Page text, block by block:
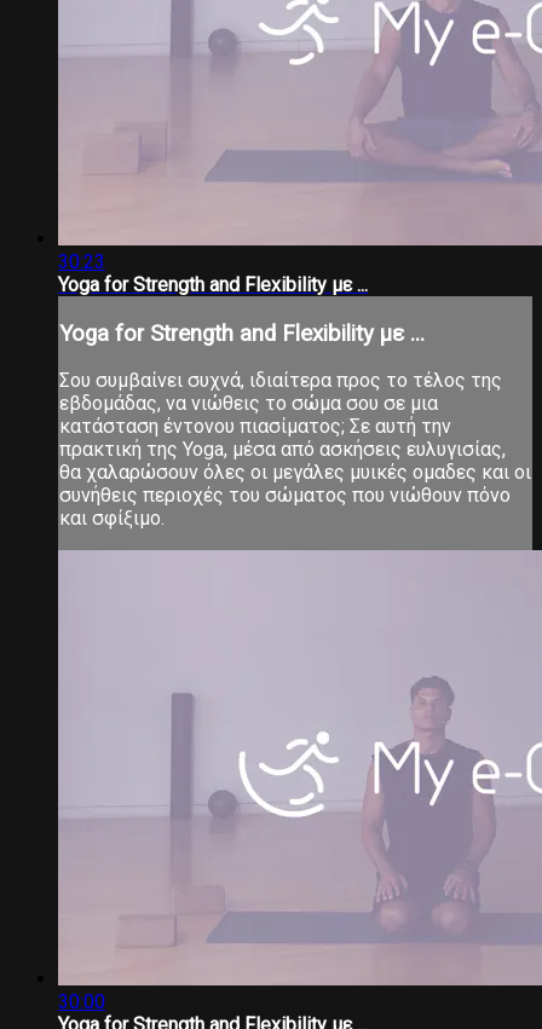
30:23
Yoga for Strength and Flexibility με ...
Yoga for Strength and Flexibility με ...
Σου συμβαίνει συχνά, ιδιαίτερα προς το τέλος της
εβδομάδας, να νιώθεις το σώμα σου σε μια
κατάσταση έντονου πιασίματος; Σε αυτή την
πρακτική της Yoga, μέσα από ασκήσεις ευλυγισίας,
θα χαλαρώσουν όλες οι μεγάλες μυικές ομαδες και οι
συνήθεις περιοχές του σώματος που νιώθουν πόνο
και σφίξιμο.
30:00